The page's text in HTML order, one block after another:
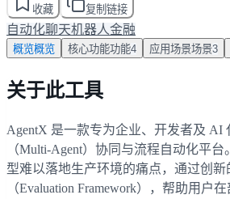
收藏 复制链接
自动化聊天机器人金融
概览概览 核心功能功能4 应用场景场景3
关于此工具
AgentX 是一款专为企业、开发者及 AI
（Multi-Agent）协同与流程自动化平
型难以落地生产环境的痛点，通过创
（Evaluation Framework），帮助用户